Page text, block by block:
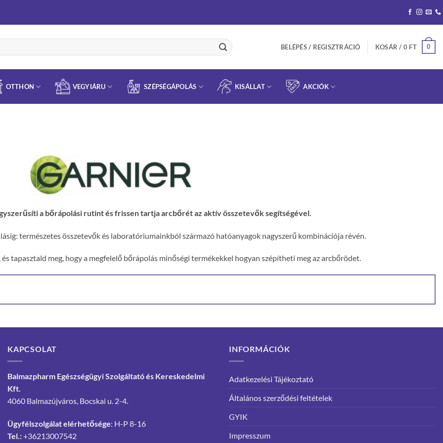
BELÉPÉS / REGISZTRÁCIÓ KOSÁR / 0 FT 0
OTTHON VEGYIÁRU SZÉPSÉGÁPOLÁS KISÁLLAT AKCIÓK
a bőrápolási rutint és frissen tartja arcbőrét az aktív összetevők segítségével.
természetes összetevők és laboratóriumainkból származó hatóanyagok nagyszerű kombinációja révén.
tapasztald meg, hogy a megfelelő bőrápolás minőségi termékekkel hogyan szépítheti meg az arcbőrödet.
KAPCSOLAT
Balmazpharm Egészségügyi Szolgáltató és Kereskedelmi
Kft.
4060 Balmazújváros, Bocskai u. 2-4.
Ügyfélszolgálat elérhetősége: H-P 8-16
Tel.:+36213007542
INFORMÁCIÓK
Adatkezelési Tájékoztató
Általános szerződési feltételek
GYIK
Impresszum